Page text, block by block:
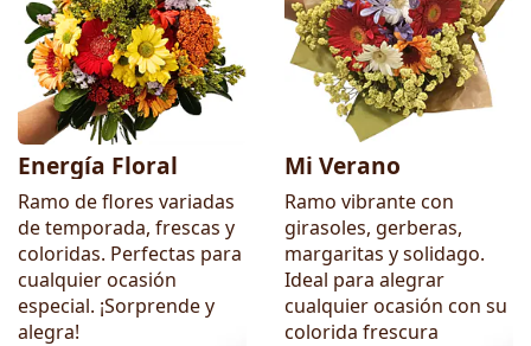
Energía Floral
Ramo de flores variadas
de temporada, frescas y
coloridas. Perfectas para
cualquier ocasión
especial. ¡Sorprende y
alegra!
Mi Verano
Ramo vibrante con
girasoles, gerberas,
margaritas y solidago.
Ideal para alegrar
cualquier ocasión con su
colorida frescura